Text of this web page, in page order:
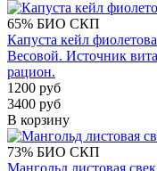
65% БИО СКП
Капуста кейл
Весовой. Источник
рацион.
1200 руб
3400 руб
В корзину
73% БИО СКП
Мангольд листовая